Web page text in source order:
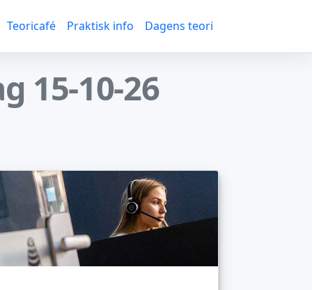
Teoricafé Praktisk info Dagens teori
15-10-26